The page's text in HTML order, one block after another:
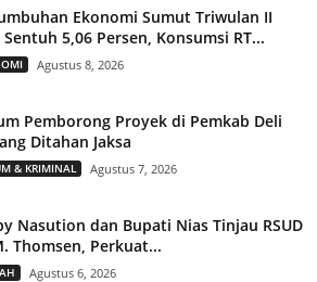
Ekonomi Sumut Triwulan II
Sentuh 5,06 Persen, Konsumsi RT...
Agustus 8, 2026
Pemborong Proyek di Pemkab Deli
Ditahan Jaksa
& KRIMINAL Agustus 7, 2026
Nasution dan Bupati Nias Tinjau RSUD
Thomsen, Perkuat...
Agustus 6, 2026